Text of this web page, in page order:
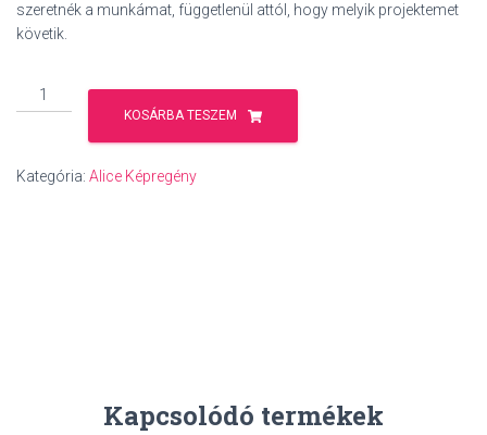
szeretnék a munkámat, függetlenül attól, hogy melyik projektemet
követik.
Koffein
alapú
életfenntartó
mennyiség
KOSÁRBA TESZEM
Kategória: Alice Képregény
Kapcsolódó termékek